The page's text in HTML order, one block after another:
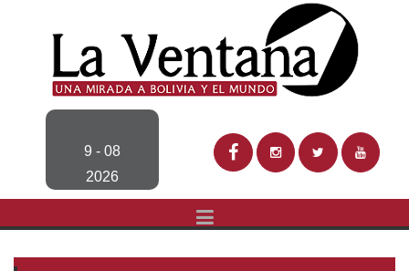
9 - 08
2026